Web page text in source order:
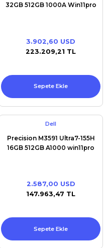
32GB 512GB 1000A Win11pro
3.902,60 USD
223.209,21 TL
Sepete Ekle
Dell
Precision M3591 Ultra7-155H
16GB 512GB A1000 win11pro
2.587,00 USD
147.963,47 TL
Sepete Ekle